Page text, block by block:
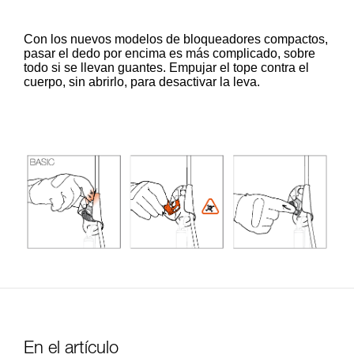
Con los nuevos modelos de bloqueadores compactos,
pasar el dedo por encima es más complicado, sobre
todo si se llevan guantes. Empujar el tope contra el
cuerpo, sin abrirlo, para desactivar la leva.
En el artículo